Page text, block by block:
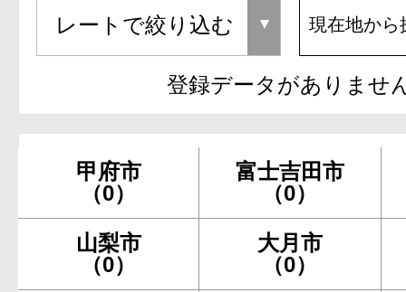
現在地から
登録データがありませ
甲府市
（0）
富士吉田市
（0）
山梨市
（0）
大月市
（0）